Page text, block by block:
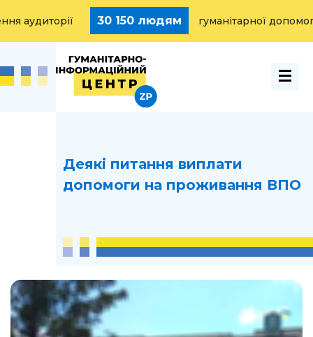
30 150 людям гуманітарної допомоги
Деякі питання виплати
допомоги на проживання ВПО